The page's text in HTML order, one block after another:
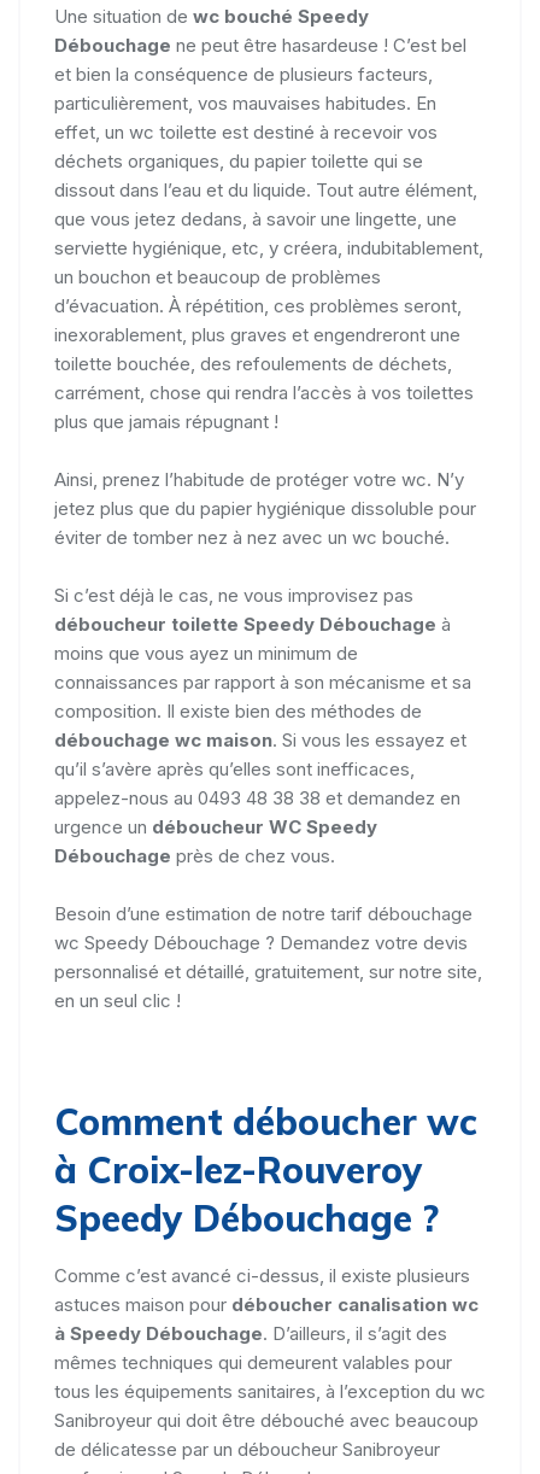
Une situation de wc bouché Speedy
Débouchage ne peut être hasardeuse ! C’est bel
et bien la conséquence de plusieurs facteurs,
particulièrement, vos mauvaises habitudes. En
effet, un wc toilette est destiné à recevoir vos
déchets organiques, du papier toilette qui se
dissout dans l’eau et du liquide. Tout autre élément,
que vous jetez dedans, à savoir une lingette, une
serviette hygiénique, etc, y créera, indubitablement,
un bouchon et beaucoup de problèmes
d’évacuation. À répétition, ces problèmes seront,
inexorablement, plus graves et engendreront une
toilette bouchée, des refoulements de déchets,
carrément, chose qui rendra l’accès à vos toilettes
plus que jamais répugnant !
Ainsi, prenez l’habitude de protéger votre wc. N’y
jetez plus que du papier hygiénique dissoluble pour
éviter de tomber nez à nez avec un wc bouché.
Si c’est déjà le cas, ne vous improvisez pas
déboucheur toilette Speedy Débouchage à
moins que vous ayez un minimum de
connaissances par rapport à son mécanisme et sa
composition. Il existe bien des méthodes de
débouchage wc maison. Si vous les essayez et
qu’il s’avère après qu’elles sont inefficaces,
appelez-nous au 0493 48 38 38 et demandez en
urgence un déboucheur WC Speedy
Débouchage près de chez vous.
Besoin d’une estimation de notre tarif débouchage
wc Speedy Débouchage ? Demandez votre devis
personnalisé et détaillé, gratuitement, sur notre site,
en un seul clic !
Comment déboucher wc
à Croix-lez-Rouveroy
Speedy Débouchage ?
Comme c’est avancé ci-dessus, il existe plusieurs
astuces maison pour déboucher canalisation wc
à Speedy Débouchage. D’ailleurs, il s’agit des
mêmes techniques qui demeurent valables pour
tous les équipements sanitaires, à l’exception du wc
Sanibroyeur qui doit être débouché avec beaucoup
de délicatesse par un déboucheur Sanibroyeur